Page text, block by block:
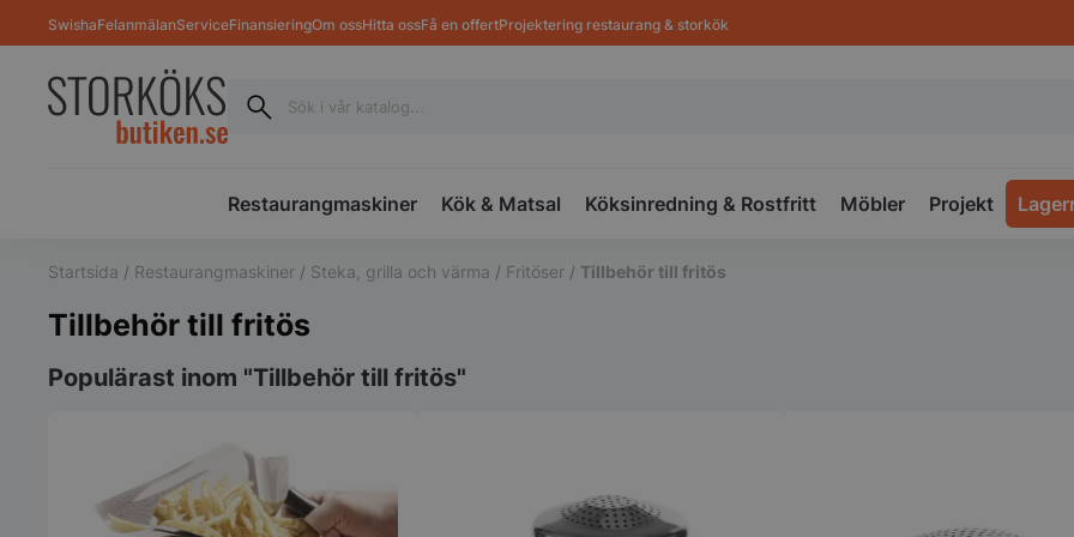
SwishaFelanmälanServiceFinansieringOm ossHitta ossFå en offertProjektering restaurang & storkök
Restaurangmaskiner Kök & Matsal Köksinredning & Rostfritt Möbler Projekt
Startsida / Restaurangmaskiner / Steka, grilla och värma / Fritöser / Tillbehör till fritös
Tillbehör till fritös
Populärast inom "Tillbehör till fritös"